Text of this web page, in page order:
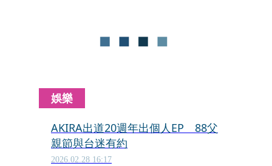
娛樂
AKIRA出道20週年出個人EP 88父
親節與台迷有約
2026.02.28 16:17